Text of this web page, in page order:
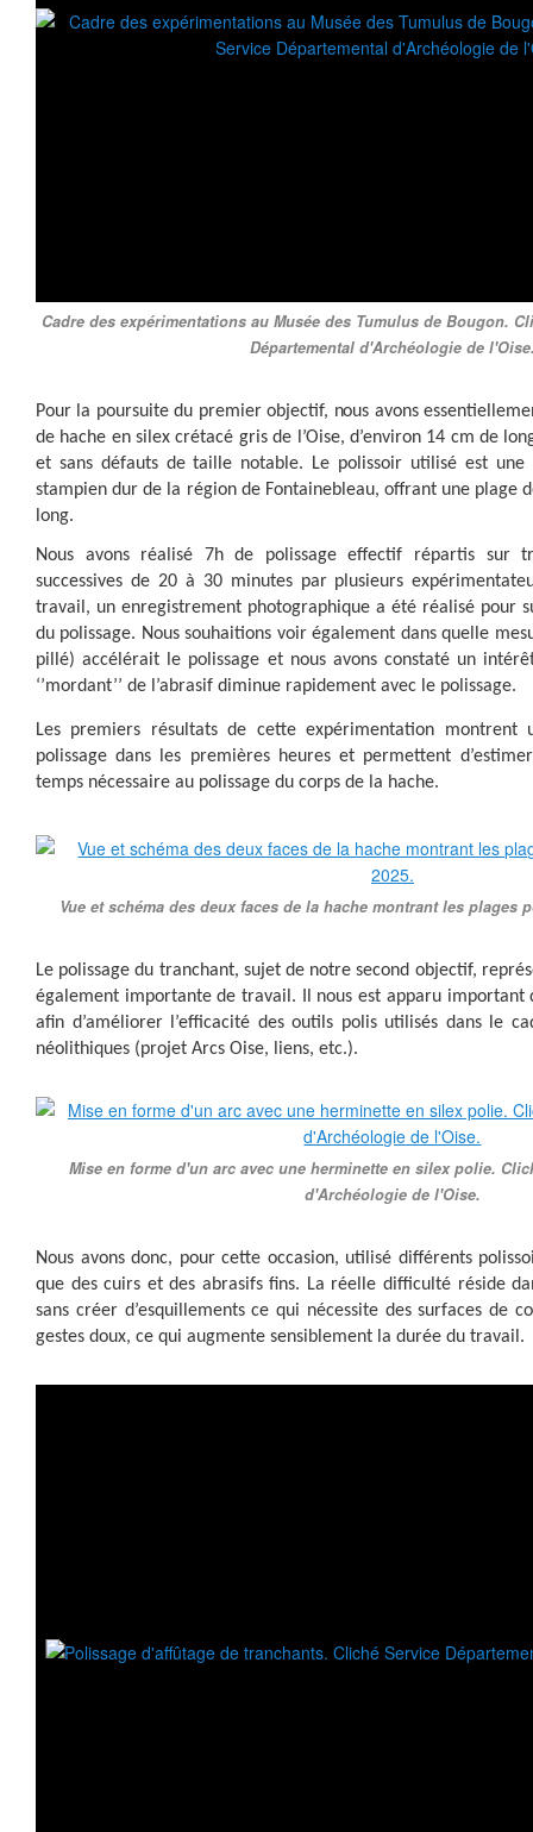
Cadre des expérimentations au Musée des Tumulus de Bougon.
Départemental d'Archéologie de
Pour la poursuite du premier objectif, nous avons
de hache en silex crétacé gris de l’Oise, d’environ 14 cm de
et sans défauts de taille notable. Le polissoir utilisé est
stampien dur de la région de Fontainebleau, offrant une plage
long.
Nous avons réalisé 7h de polissage effectif répartis sur
successives de 20 à 30 minutes par plusieurs
travail, un enregistrement photographique a été réalisé pour
du polissage. Nous souhaitions voir également dans quelle
pillé) accélérait le polissage et nous avons constaté un
‘’mordant’’ de l’abrasif diminue rapidement avec le polissage.
Les premiers résultats de cette expérimentation montrent
polissage dans les premières heures et permettent
temps nécessaire au polissage du corps de la hache.
Vue et schéma des deux faces de la hache montrant les plages
Le polissage du tranchant, sujet de notre second objectif,
également importante de travail. Il nous est apparu
afin d’améliorer l’efficacité des outils polis utilisés dans le
néolithiques (projet Arcs Oise, liens, etc.).
Mise en forme d'un arc avec une herminette en silex polie.
d'Archéologie de l'Oise.
Nous avons donc, pour cette occasion, utilisé différents
que des cuirs et des abrasifs fins. La réelle difficulté réside
sans créer d’esquillements ce qui nécessite des surfaces de
gestes doux, ce qui augmente sensiblement la durée du travail.